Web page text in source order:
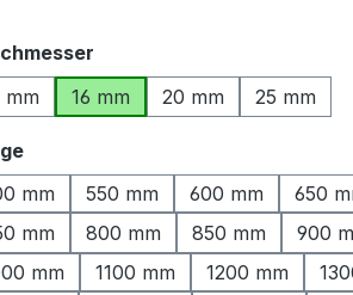
mm
16 mm 20 mm 25 mm
auswählen
mm
550 mm 600 mm 650
mm
800 mm 850 mm 900
mm
1100 mm 1200 mm